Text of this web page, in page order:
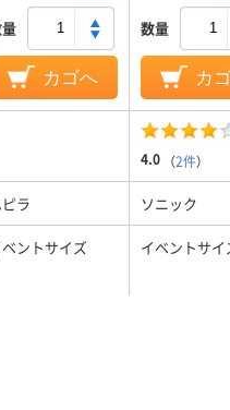
カゴへ
数量
カ
4.0 （2件）
ラ ソニック
ントサイズ イベントサイ